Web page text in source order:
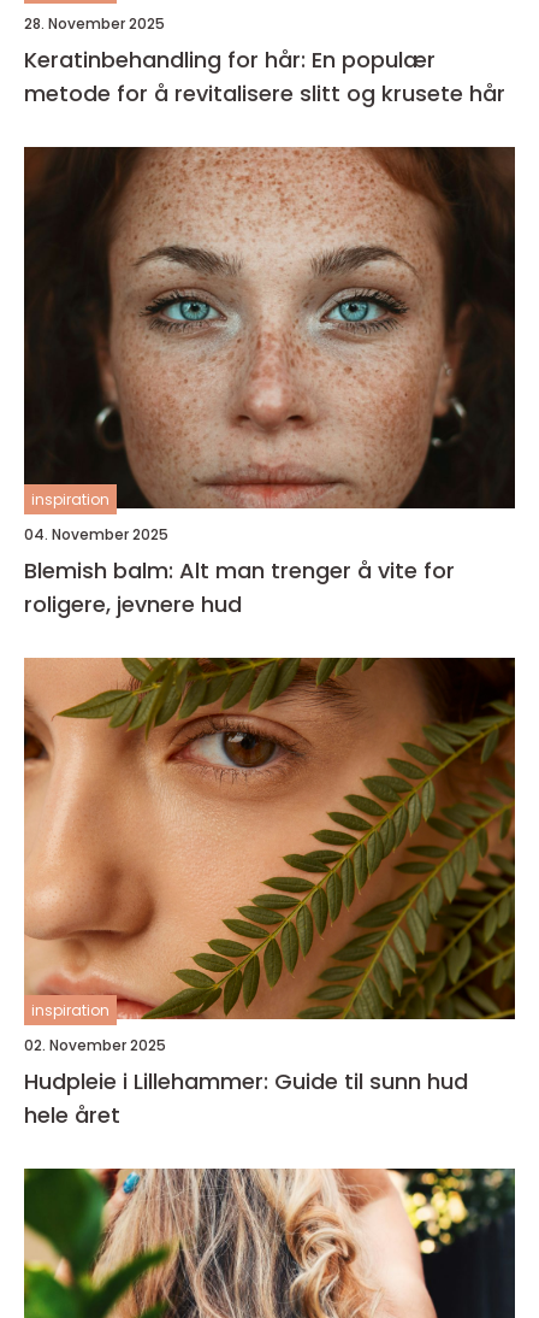
28. November 2025
Keratinbehandling for hår: En populær
metode for å revitalisere slitt og krusete hår
inspiration
04. November 2025
Blemish balm: Alt man trenger å vite for
roligere, jevnere hud
inspiration
02. November 2025
Hudpleie i Lillehammer: Guide til sunn hud
hele året